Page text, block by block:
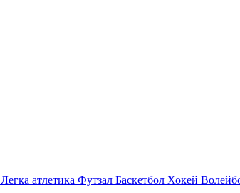
Легка атлетика Футзал Баскетбол Хокей